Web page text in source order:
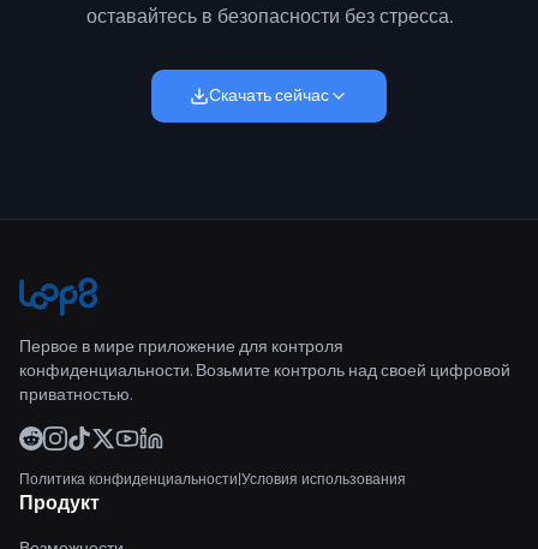
оставайтесь в безопасности без стресса.
Скачать сейчас
Первое в мире приложение для контроля
конфиденциальности. Возьмите контроль над своей цифровой
приватностью.
Политика конфиденциальности Условия использования
Продукт